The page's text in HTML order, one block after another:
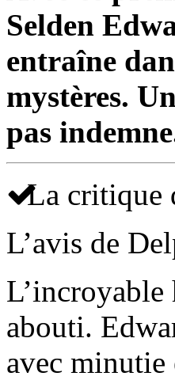
Selden
entraîne
mystères.
pas
La critique
L’avis de
abouti.
avec minutie